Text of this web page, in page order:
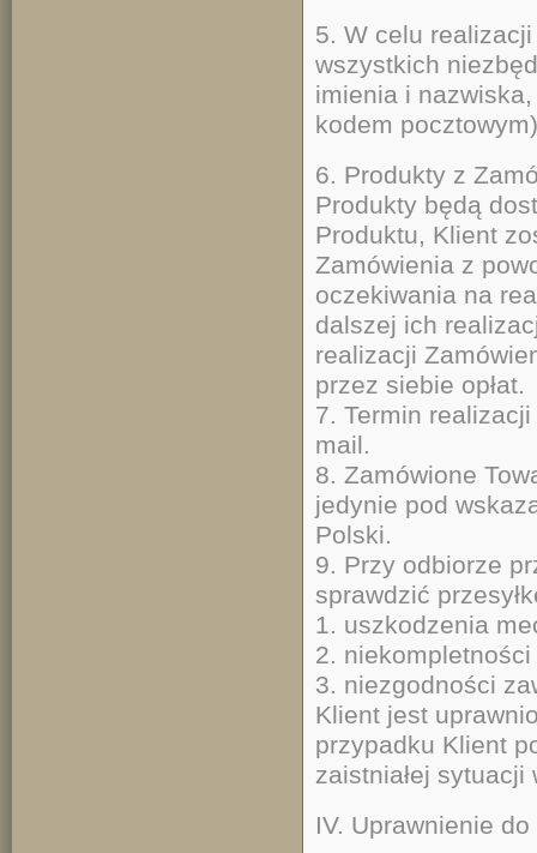
5. W celu
wszystkich
imienia i
kodem
6. Produkty z
Produkty będą
Produktu, Klient
Zamówienia z
oczekiwania na
dalszej ich
realizacji
przez siebie opłat.
7. Termin
mail.
8. Zamówione
jedynie pod
Polski.
9. Przy odbiorze
sprawdzić
1. uszkodzenia
2. niekompletności
3. niezgodności
Klient jest
przypadku Klient
zaistniałej
IV. Uprawnienie